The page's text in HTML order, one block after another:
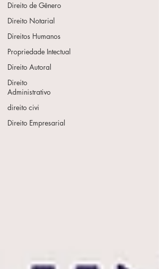
Direito de Gênero
Direito Notarial
Direitos Humanos
Propriedade Intectual
Direito Autoral
Direito
Administrativo
direito civi
Direito Empresarial